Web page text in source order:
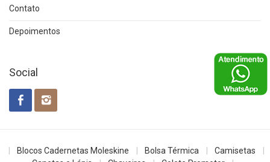
Contato
Depoimentos
Social
Blocos Cadernetas Moleskine Bolsa Térmica
Camisetas